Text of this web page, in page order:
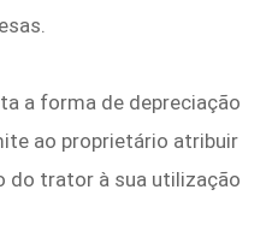
a forma de depreciação
ao proprietário atribuir
do trator à sua utilização